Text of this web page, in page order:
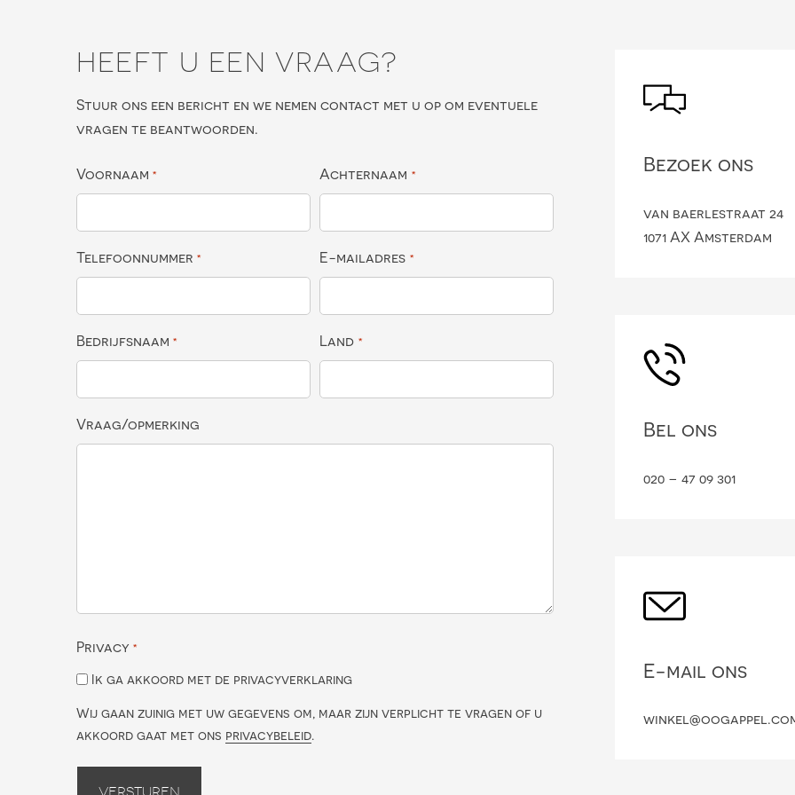
HEEFT U EEN VRAAG?
Stuur ons een bericht en we nemen contact met u op om eventuele
vragen te beantwoorden.
Voornaam * Achternaam *
Telefoonnummer * E-mailadres *
Bedrijfsnaam * Land *
Vraag/opmerking
Privacy *
Ik ga akkoord met de privacyverklaring
Wij gaan zuinig met uw gegevens om, maar zijn verplicht te vragen of u
akkoord gaat met ons privacybeleid.
Bezoek ons
van baerlestraat 24
1071 AX Amsterdam
Bel ons
020 – 47 09 301
E-mail ons